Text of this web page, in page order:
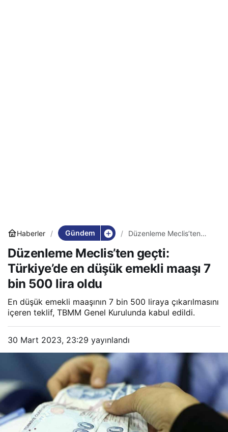
Haberler Gündem
Düzenleme Meclis’ten
düşük emekli maaşı 7 bin
500 lira oldu
Düzenleme Meclis’ten geçti:
Türkiye’de en düşük emekli maaşı 7
bin 500 lira oldu
En düşük emekli maaşının 7 bin 500 liraya çıkarılmasını
içeren teklif, TBMM Genel Kurulunda kabul edildi.
30 Mart 2023, 23:29 yayınlandı